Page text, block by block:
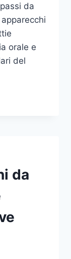
da
orale e
del
da